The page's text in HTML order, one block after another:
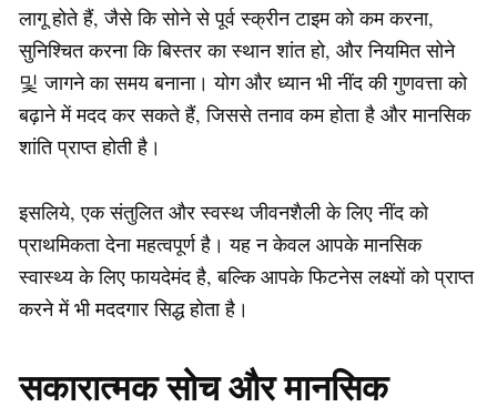
लागू होते हैं, जैसे कि सोने से पूर्व स्क्रीन टाइम को कम करना,
सुनिश्चित करना कि बिस्तर का स्थान शांत हो, और नियमित सोने
및 जागने का समय बनाना। योग और ध्यान भी नींद की गुणवत्ता को
बढ़ाने में मदद कर सकते हैं, जिससे तनाव कम होता है और मानसिक
शांति प्राप्त होती है।
इसलिये, एक संतुलित और स्वस्थ जीवनशैली के लिए नींद को
प्राथमिकता देना महत्वपूर्ण है। यह न केवल आपके मानसिक
स्वास्थ्य के लिए फायदेमंद है, बल्कि आपके फिटनेस लक्ष्यों को प्राप्त
करने में भी मददगार सिद्ध होता है।
सकारात्मक सोच और मानसिक